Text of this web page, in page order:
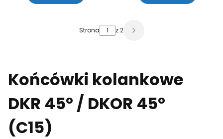
Strona z 2
Końcówki kolankowe
DKR 45º / DKOR 45º
(C15)